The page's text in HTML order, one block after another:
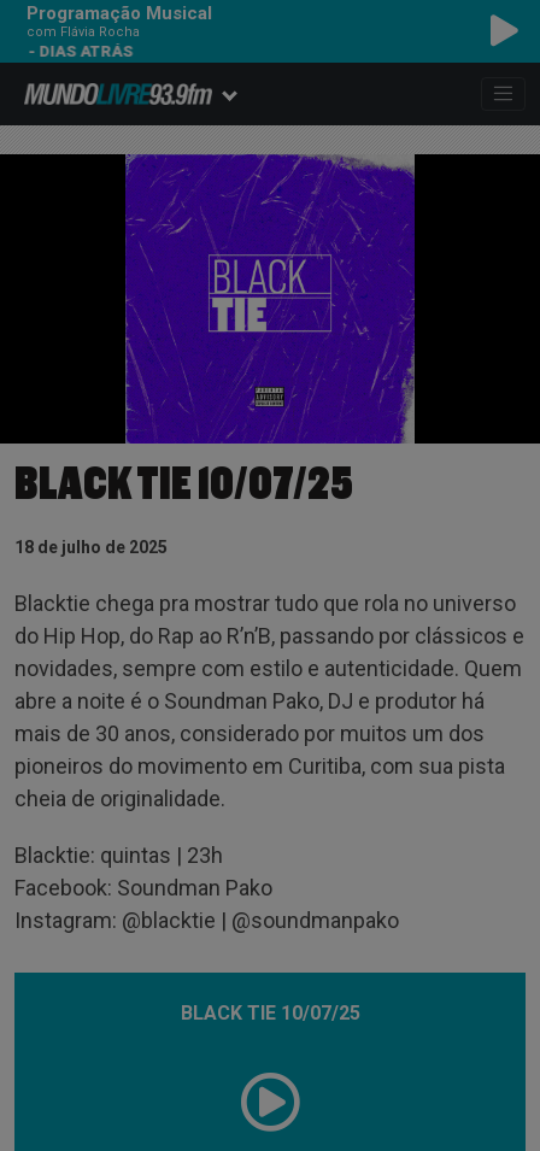
Programação Musical
com Flávia Rocha
- DIAS ATRÁS
BLACK TIE 10/07/25
18 de julho de 2025
Blacktie chega pra mostrar tudo que rola no universo
do Hip Hop, do Rap ao R’n’B, passando por clássicos e
novidades, sempre com estilo e autenticidade. Quem
abre a noite é o Soundman Pako, DJ e produtor há
mais de 30 anos, considerado por muitos um dos
pioneiros do movimento em Curitiba, com sua pista
cheia de originalidade.
Blacktie: quintas | 23h
Facebook: Soundman Pako
Instagram: @blacktie | @soundmanpako
BLACK TIE 10/07/25